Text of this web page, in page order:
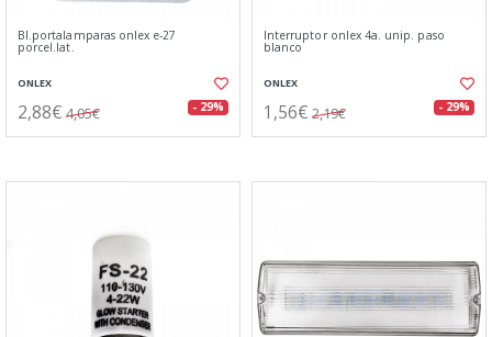
Bl.portalamparas onlex e-27
porcel.lat.
ONLEX
2,88€ 4,05€ - 29%
Interruptor onlex 4a. unip. paso
blanco
ONLEX
1,56€ 2,19€ - 29%